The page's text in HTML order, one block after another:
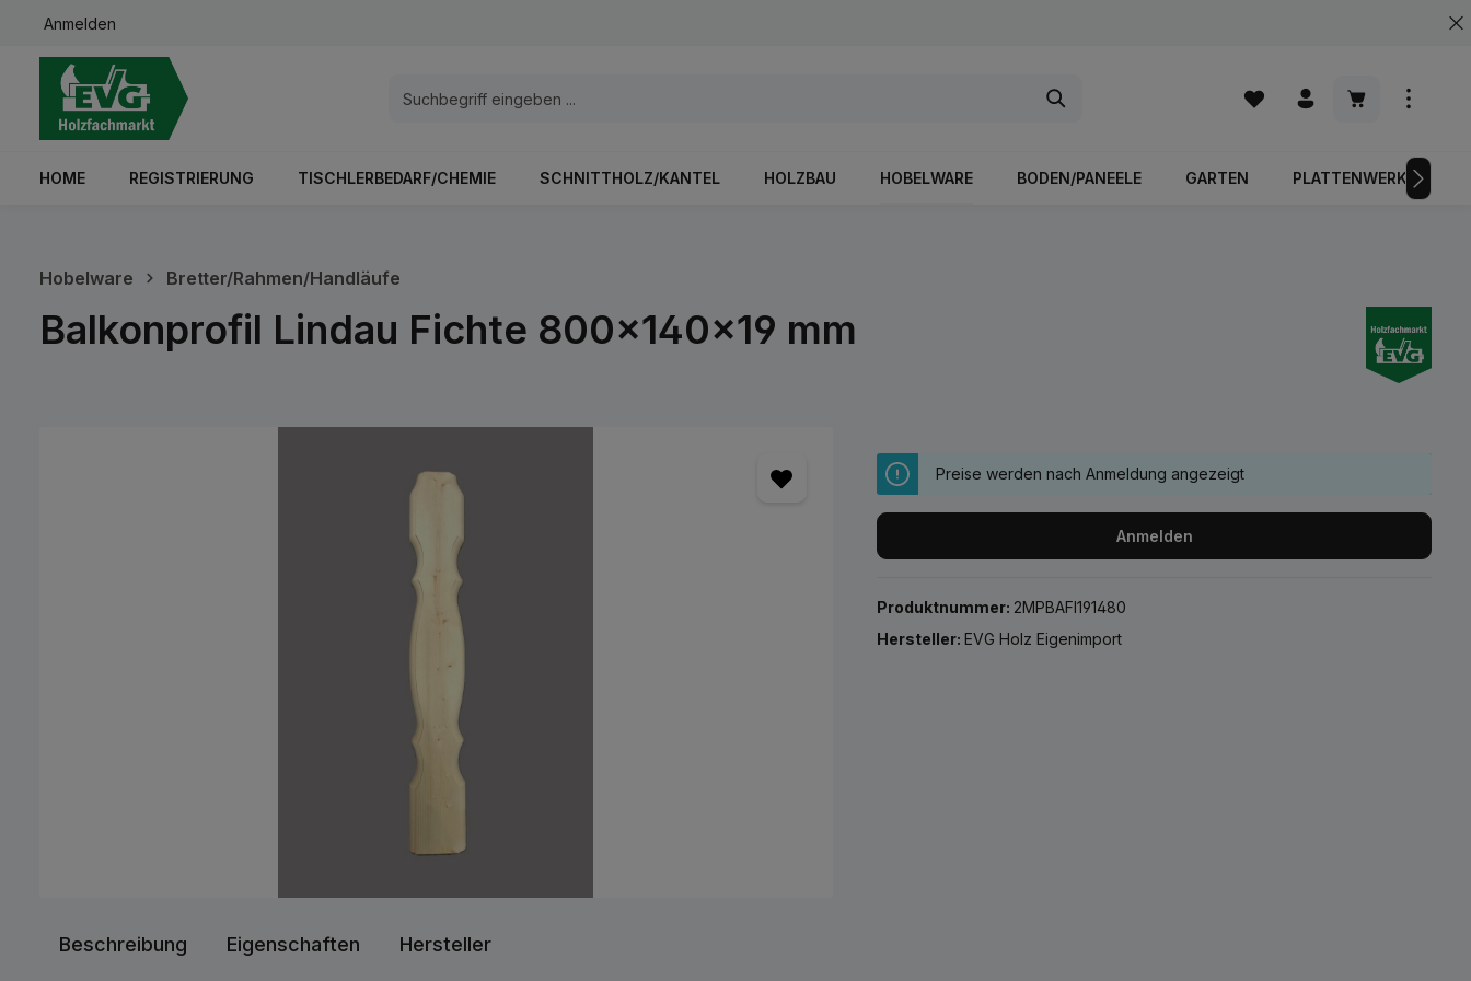
Zur Hauptnavigation springen
Anmelden
Warenkorb
HOME REGISTRIERUNG TISCHLERBEDARF/CHEMIE SCHNITTHOLZ/KANTEL HOLZBAU HOBELWARE BODEN/PANEELE GARTEN PLATTENWERKSTOFFE
Hobelware Bretter/Rahmen/Handläufe
Balkonprofil Lindau Fichte 800x140x19 mm
Preise werden nach Anmeldung angezeigt
Anmelden
Produktnummer: 2MPBAFI191480
Hersteller:EVG Holz Eigenimport
Beschreibung Eigenschaften Hersteller